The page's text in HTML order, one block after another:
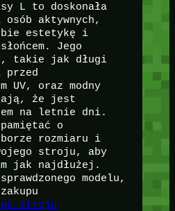
L to doskonała
aktywnych,
estetykę i
Jego
takie jak długi
przed
UV, oraz modny
że jest
na letnie dni.
o
rozmiaru i
stroju, aby
jak najdłużej.
modelu,
stroju